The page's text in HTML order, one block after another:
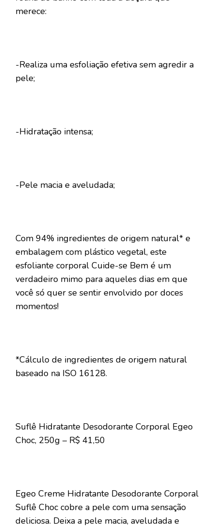
merece:
-Realiza uma esfoliação efetiva sem agredir a
pele;
-Hidratação intensa;
-Pele macia e aveludada;
Com 94% ingredientes de origem natural* e
embalagem com plástico vegetal, este
esfoliante corporal Cuide-se Bem é um
verdadeiro mimo para aqueles dias em que
você só quer se sentir envolvido por doces
momentos!
*Cálculo de ingredientes de origem natural
baseado na ISO 16128.
Suflê Hidratante Desodorante Corporal Egeo
Choc, 250g – R$ 41,50
Egeo Creme Hidratante Desodorante Corporal
Suflê Choc cobre a pele com uma sensação
deliciosa. Deixa a pele macia, aveludada e